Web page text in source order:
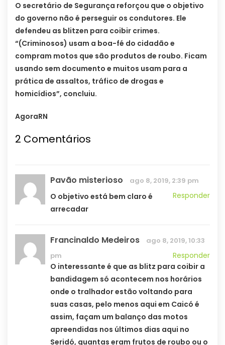
O secretário de Segurança reforçou que o objetivo
do governo não é perseguir os condutores. Ele
defendeu as blitzen para coibir crimes.
“(Criminosos) usam a boa-fé do cidadão e
compram motos que são produtos de roubo. Ficam
usando sem documento e muitos usam para a
prática de assaltos, tráfico de drogas e
homicídios”, concluiu.
AgoraRN
2 Comentários
Pavão misterioso ago 8, 2019, 2:39 pm
Responder
O objetivo está bem claro é
arrecadar
Francinaldo Medeiros
ago 8, 2019, 10:33
pm
Responder
O interessante é que as blitz para coibir a
bandidagem só acontecem nos horários
onde o tralhador estão voltando para
suas casas, pelo menos aqui em Caicó é
assim, façam um balanço das motos
apreendidas nos últimos dias aqui no
Seridó, quantas eram frutos de roubo ou o